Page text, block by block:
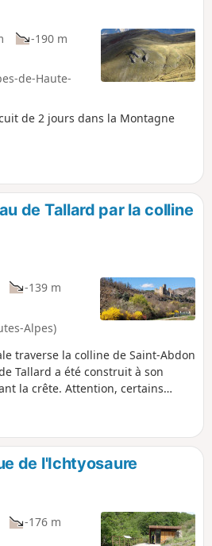
-190 m
de-Haute-
de 2 jours dans la Montagne
de Tallard par la colline
-139 m
Alpes)
traverse la colline de Saint-Abdon
Tallard a été construit à son
la crête. Attention, certains
la vallée de la Durance, la
Pic de Bure. Le retour se fait par la
des vergers, vignes et jardins
de l'Ichtyosaure
-176 m